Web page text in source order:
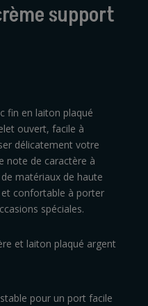
support
fin en laiton plaqué
ouvert, facile à
délicatement votre
note de caractère à
matériaux de haute
confortable à porter
spéciales.
et laiton plaqué argent
pour un port facile